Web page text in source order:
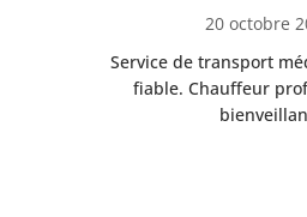
20 octobre
Service de transport
fiable. Chauffeur